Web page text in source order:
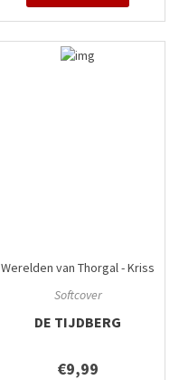
Werelden van Thorgal - Kriss
Softcover
DE TIJDBERG
€9,99